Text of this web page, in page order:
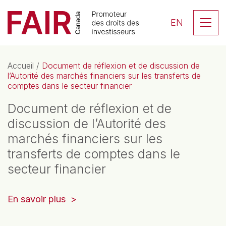
Navigation principale
EN
Accueil / Document de réflexion et de discussion de
l’Autorité des marchés financiers sur les transferts de
comptes dans le secteur financier
Document de réflexion et de
discussion de l’Autorité des
marchés financiers sur les
transferts de comptes dans le
secteur financier
En savoir plus (opens